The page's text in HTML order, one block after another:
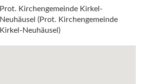
Prot. Kirchengemeinde Kirkel-
Neuhäusel (Prot. Kirchengemeinde
Kirkel-Neuhäusel)